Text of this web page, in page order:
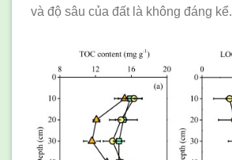
và độ sâu của đất là không đáng kể.